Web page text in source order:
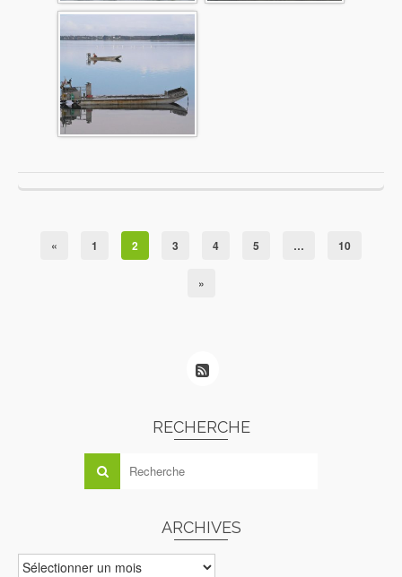
« 1 2 3 4 5 … 10
»
RECHERCHE
ARCHIVES
ARCHIVES